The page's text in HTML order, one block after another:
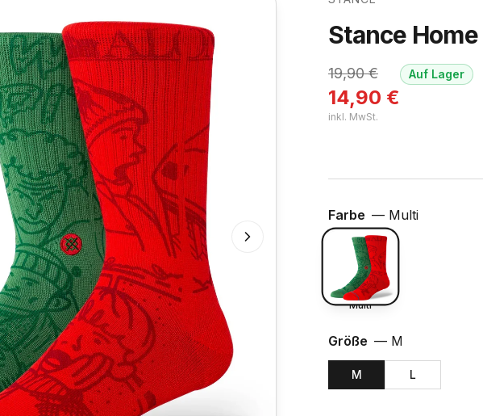
Stance
19,90€
14,90 €
inkl. MwSt.
Auf Lager
Farbe — Multi
Multi
Größe — M
M L